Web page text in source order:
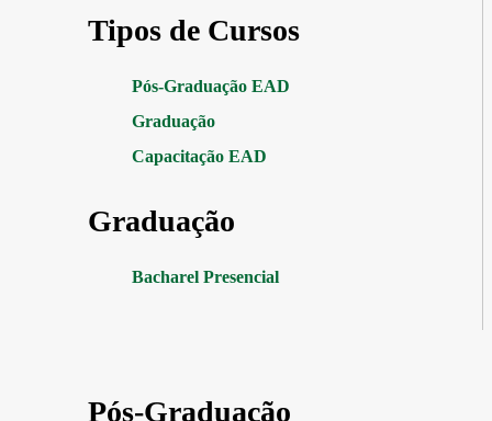
Tipos de Cursos
Pós-Graduação EAD
Graduação
Capacitação EAD
Graduação
Bacharel Presencial
Pós-Graduação